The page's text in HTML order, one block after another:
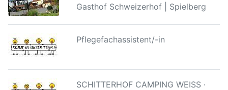
Gasthof Schweizerhof | Spielberg
Pflegefachassistent/-in
SCHITTERHOF CAMPING WEISS ·